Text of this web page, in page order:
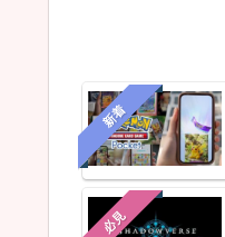
新着
必見